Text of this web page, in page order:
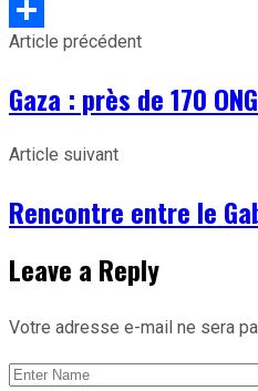
Partager
Article précédent
Gaza : près de 170
Article suivant
Rencontre entre le
Leave a Reply
Votre adresse e-mail ne sera